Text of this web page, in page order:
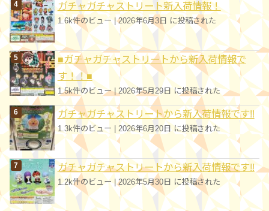
ガチャガチャストリート新入荷情報！
1.6k件のビュー|2026年6月3日 に投稿された
■ガチャガチャストリートから新入荷情報で
す！！■
1.5k件のビュー| 2026年5月29日 に投稿された
ガチャガチャストリートから新入荷情報です!!
1.3k件のビュー 2026年6月20日 に投稿された
ガチャガチャストリートから新入荷情報です!!
1.2k件のビュー|2026年5月30日 に投稿された